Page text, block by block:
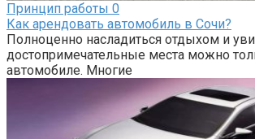
Принцип работы 0
Как арендовать автомобиль в Сочи?
Полноценно насладиться отдыхом и
достопримечательные места можно
автомобиле. Многие